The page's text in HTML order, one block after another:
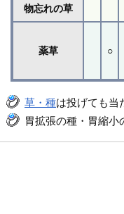
物忘れの草
薬草 ○
草・種は投げても当
胃拡張の種・胃縮